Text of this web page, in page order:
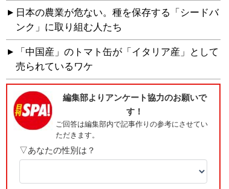
日本の農業が危ない。種を保存する「シードバ
ンク」に取り組む人たち
「中国産」のトマト缶が「イタリア産」として
売られているワケ